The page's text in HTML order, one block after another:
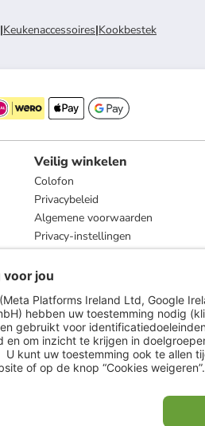
|Keukenaccessoires|Kookbestek
Veilig winkelen
Colofon
Privacybeleid
Algemene voorwaarden
Privacy-instellingen
Compliance